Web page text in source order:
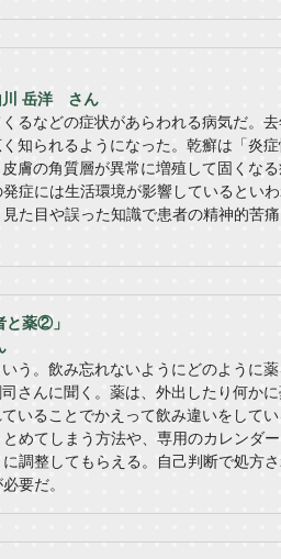
川 岳洋 さん
るなどの症状があらわれる病気だ。
知られるようになった。乾癬は「炎
膚の角質層が異常に増殖して固くな
症には生活環境が影響しているとい
た目や誤った知識で患者の精神的苦
と薬②」
う。飲み忘れないようにどのように
さんに聞く。薬は、外出したり何か
いることでかえって飲み違いをして
めてしまう方法や、専用のカレンダ
調整してもらえる。自己判断で処方
要だ。